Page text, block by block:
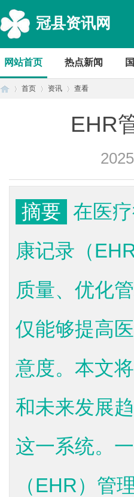
冠县资讯网
网站首页 热点新闻
首页 资讯 查看
EHR
摘要 在医
康记录（
质量、优化
仅能够提高
意度。本文
和未来发展
这一系统。
（EHR）管